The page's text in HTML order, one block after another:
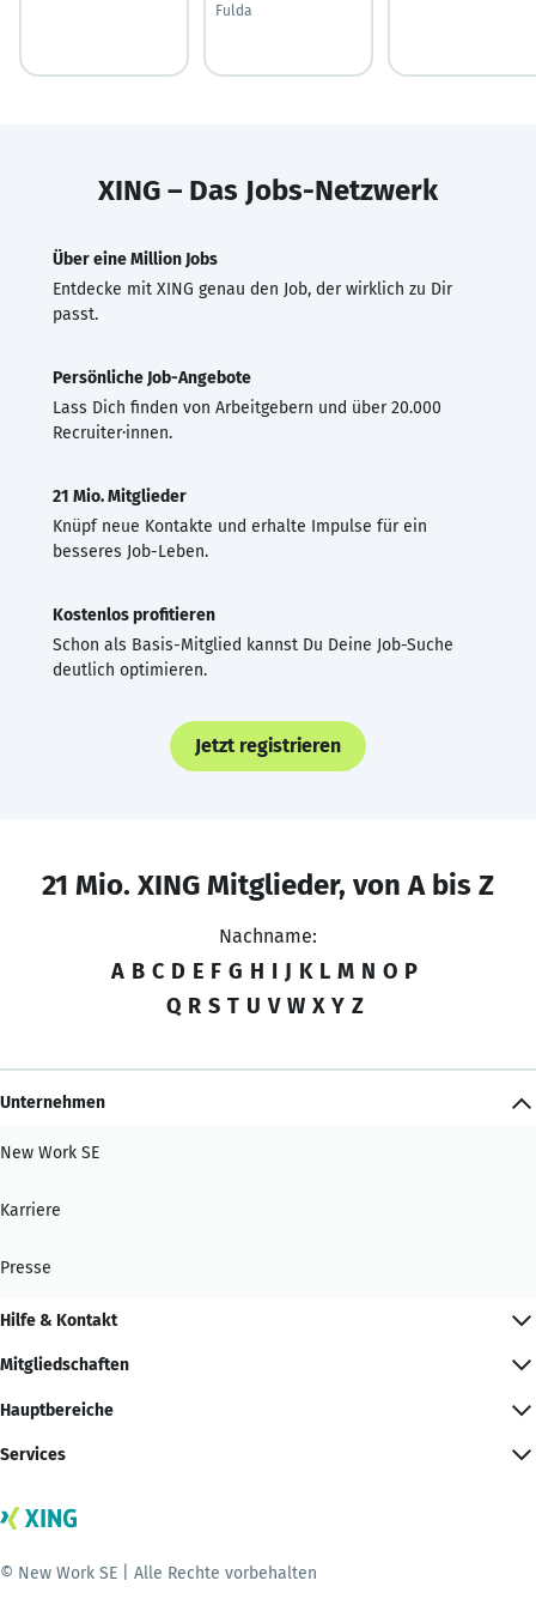
Fulda
XING – Das Jobs-Netzwerk
Über eine Million Jobs
Entdecke mit XING genau den Job, der wirklich zu Dir
passt.
Persönliche Job-Angebote
Lass Dich finden von Arbeitgebern und über 20.000
Recruiter·innen.
21 Mio. Mitglieder
Knüpf neue Kontakte und erhalte Impulse für ein
besseres Job-Leben.
Kostenlos profitieren
Schon als Basis-Mitglied kannst Du Deine Job-Suche
deutlich optimieren.
Jetzt registrieren
21 Mio. XING Mitglieder, von A bis Z
Nachname:
A B C D E F G H I J K L M N O P
Q R S T U V W X Y Z
Unternehmen
New Work SE
Karriere
Presse
Hilfe & Kontakt
Mitgliedschaften
Hauptbereiche
Services
© New Work SE | Alle Rechte vorbehalten